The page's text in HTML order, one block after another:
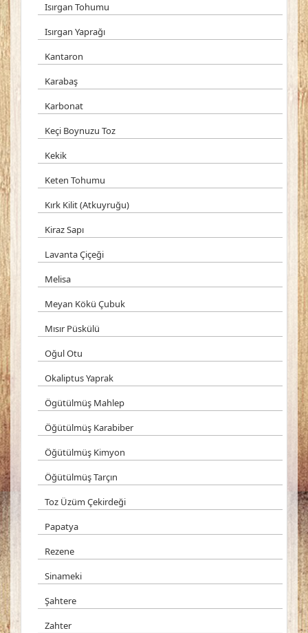
Isırgan Tohumu
Isırgan Yaprağı
Kantaron
Karabaş
Karbonat
Keçi Boynuzu Toz
Kekik
Keten Tohumu
Kırk Kilit (Atkuyruğu)
Kiraz Sapı
Lavanta Çiçeği
Melisa
Meyan Kökü Çubuk
Mısır Püskülü
Oğul Otu
Okaliptus Yaprak
Ögütülmüş Mahlep
Öğütülmüş Karabiber
Öğütülmüş Kimyon
Öğütülmüş Tarçın
Toz Üzüm Çekirdeği
Papatya
Rezene
Sinameki
Şahtere
Zahter